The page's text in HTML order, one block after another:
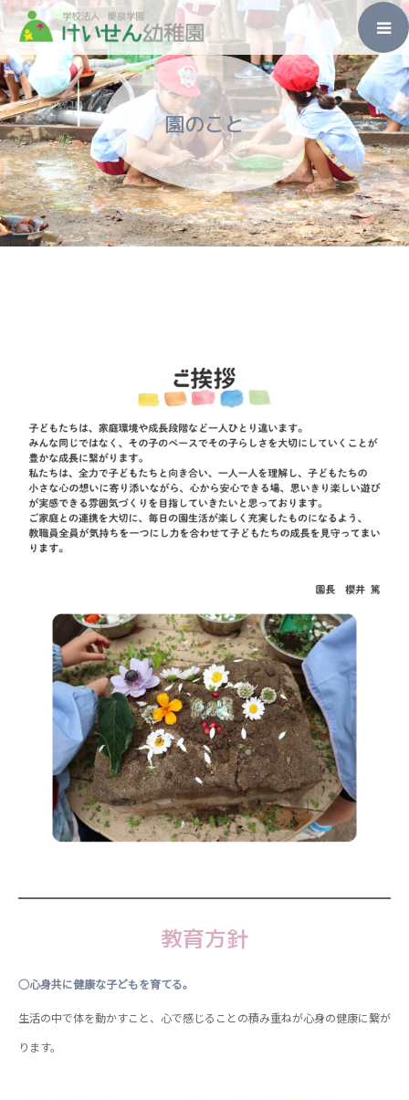
園のこと
教育方針
○心身共に健康な子どもを育てる。
生活の中で体を動かすこと、心で感じることの積み重ねが心身の健康に繋が
ります。
ホーム
園のこと
入園のご案内
未就園児教室
アクセス・お問い合わせ
保護者の部屋
お知らせ